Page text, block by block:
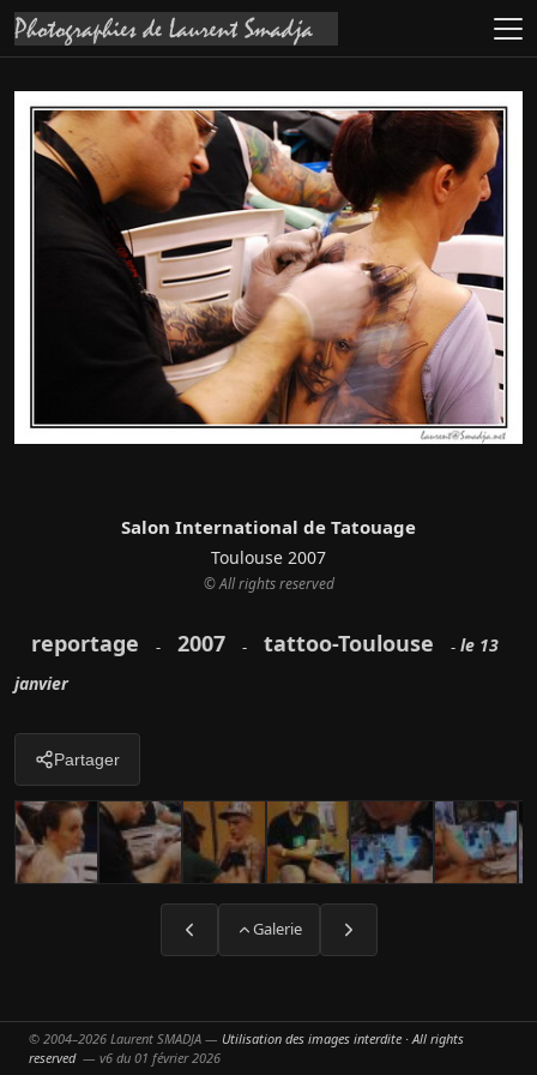
reportage - 2007 - tattoo-Toulouse - le 13
janvier
Partager
Galerie
Salon International de Tatouage
Toulouse 2007
© All rights reserved
© 2004–2026 Laurent SMADJA — Utilisation des images interdite · All rights
reserved— v6 du 01 février 2026